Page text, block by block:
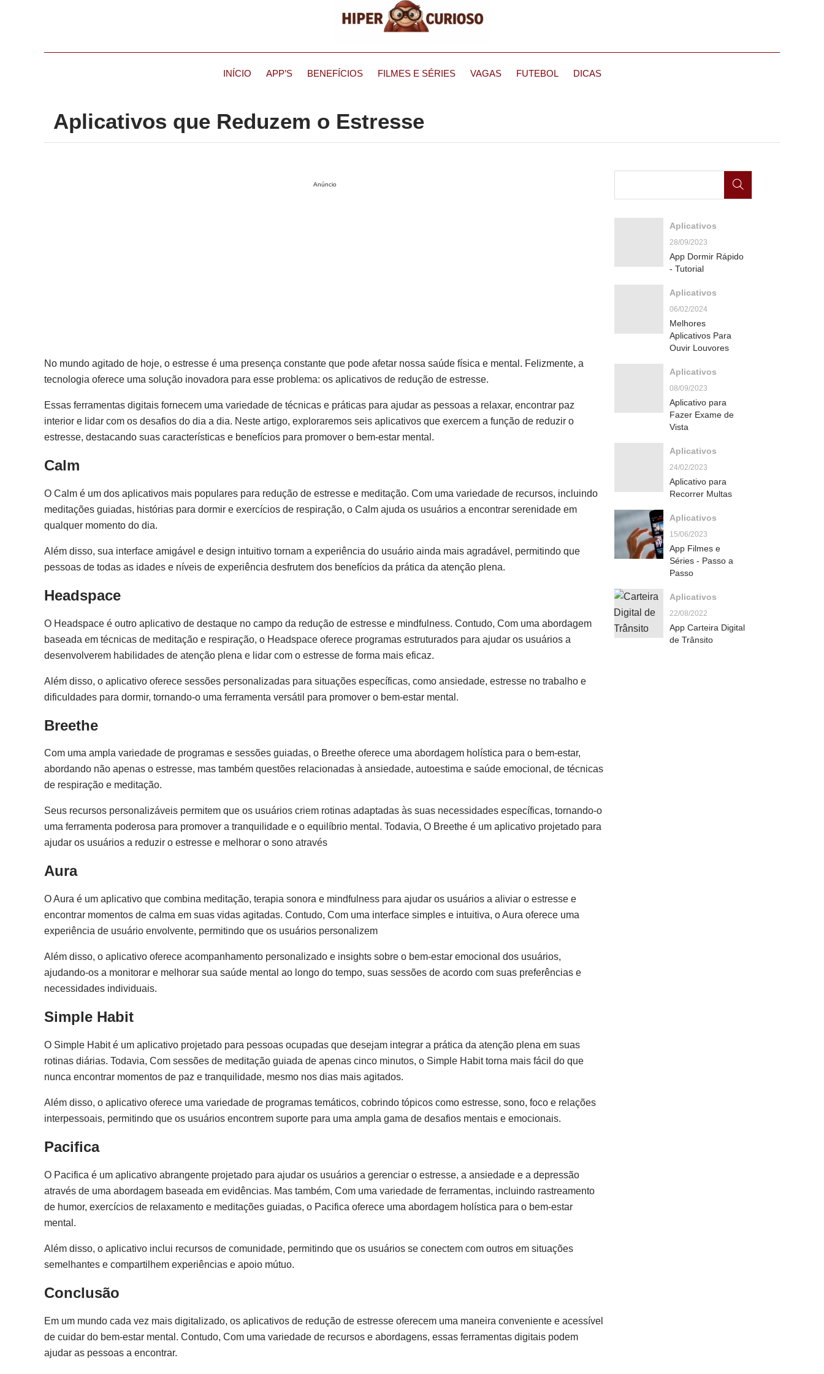
INÍCIO APP’S BENEFÍCIOS FILMES E SÉRIES VAGAS FUTEBOL DICAS
Aplicativos que Reduzem o Estresse
Anúncio
No mundo agitado de hoje, o estresse é uma presença constante que pode afetar nossa saúde física e mental. Felizmente, a
tecnologia oferece uma solução inovadora para esse problema: os aplicativos de redução de estresse.
Essas ferramentas digitais fornecem uma variedade de técnicas e práticas para ajudar as pessoas a relaxar, encontrar paz
interior e lidar com os desafios do dia a dia. Neste artigo, exploraremos seis aplicativos que exercem a função de reduzir o
estresse, destacando suas características e benefícios para promover o bem-estar mental.
Calm
O Calm é um dos aplicativos mais populares para redução de estresse e meditação. Com uma variedade de recursos, incluindo
meditações guiadas, histórias para dormir e exercícios de respiração, o Calm ajuda os usuários a encontrar serenidade em
qualquer momento do dia.
Além disso, sua interface amigável e design intuitivo tornam a experiência do usuário ainda mais agradável, permitindo que
pessoas de todas as idades e níveis de experiência desfrutem dos benefícios da prática da atenção plena.
Headspace
O Headspace é outro aplicativo de destaque no campo da redução de estresse e mindfulness. Contudo, Com uma abordagem
baseada em técnicas de meditação e respiração, o Headspace oferece programas estruturados para ajudar os usuários a
desenvolverem habilidades de atenção plena e lidar com o estresse de forma mais eficaz.
Além disso, o aplicativo oferece sessões personalizadas para situações específicas, como ansiedade, estresse no trabalho e
dificuldades para dormir, tornando-o uma ferramenta versátil para promover o bem-estar mental.
Breethe
Com uma ampla variedade de programas e sessões guiadas, o Breethe oferece uma abordagem holística para o bem-estar,
abordando não apenas o estresse, mas também questões relacionadas à ansiedade, autoestima e saúde emocional, de técnicas
de respiração e meditação.
Seus recursos personalizáveis permitem que os usuários criem rotinas adaptadas às suas necessidades específicas, tornando-o
uma ferramenta poderosa para promover a tranquilidade e o equilíbrio mental. Todavia, O Breethe é um aplicativo projetado para
ajudar os usuários a reduzir o estresse e melhorar o sono através
Aura
O Aura é um aplicativo que combina meditação, terapia sonora e mindfulness para ajudar os usuários a aliviar o estresse e
encontrar momentos de calma em suas vidas agitadas. Contudo, Com uma interface simples e intuitiva, o Aura oferece uma
experiência de usuário envolvente, permitindo que os usuários personalizem
Além disso, o aplicativo oferece acompanhamento personalizado e insights sobre o bem-estar emocional dos usuários,
ajudando-os a monitorar e melhorar sua saúde mental ao longo do tempo, suas sessões de acordo com suas preferências e
necessidades individuais.
Simple Habit
O Simple Habit é um aplicativo projetado para pessoas ocupadas que desejam integrar a prática da atenção plena em suas
rotinas diárias. Todavia, Com sessões de meditação guiada de apenas cinco minutos, o Simple Habit torna mais fácil do que
nunca encontrar momentos de paz e tranquilidade, mesmo nos dias mais agitados.
Além disso, o aplicativo oferece uma variedade de programas temáticos, cobrindo tópicos como estresse, sono, foco e relações
interpessoais, permitindo que os usuários encontrem suporte para uma ampla gama de desafios mentais e emocionais.
Pacifica
O Pacifica é um aplicativo abrangente projetado para ajudar os usuários a gerenciar o estresse, a ansiedade e a depressão
através de uma abordagem baseada em evidências. Mas também, Com uma variedade de ferramentas, incluindo rastreamento
de humor, exercícios de relaxamento e meditações guiadas, o Pacifica oferece uma abordagem holística para o bem-estar
mental.
Além disso, o aplicativo inclui recursos de comunidade, permitindo que os usuários se conectem com outros em situações
semelhantes e compartilhem experiências e apoio mútuo.
Conclusão
Em um mundo cada vez mais digitalizado, os aplicativos de redução de estresse oferecem uma maneira conveniente e acessível
de cuidar do bem-estar mental. Contudo, Com uma variedade de recursos e abordagens, essas ferramentas digitais podem
ajudar as pessoas a encontrar.
Aplicativos
28/09/2023
App Dormir Rápido
- Tutorial
Aplicativos
06/02/2024
Melhores
Aplicativos Para
Ouvir Louvores
Aplicativos
08/09/2023
Aplicativo para
Fazer Exame de
Vista
Aplicativos
24/02/2023
Aplicativo para
Recorrer Multas
Aplicativos
15/06/2023
App Filmes e
Séries - Passo a
Passo
Aplicativos
22/08/2022
App Carteira Digital
de Trânsito